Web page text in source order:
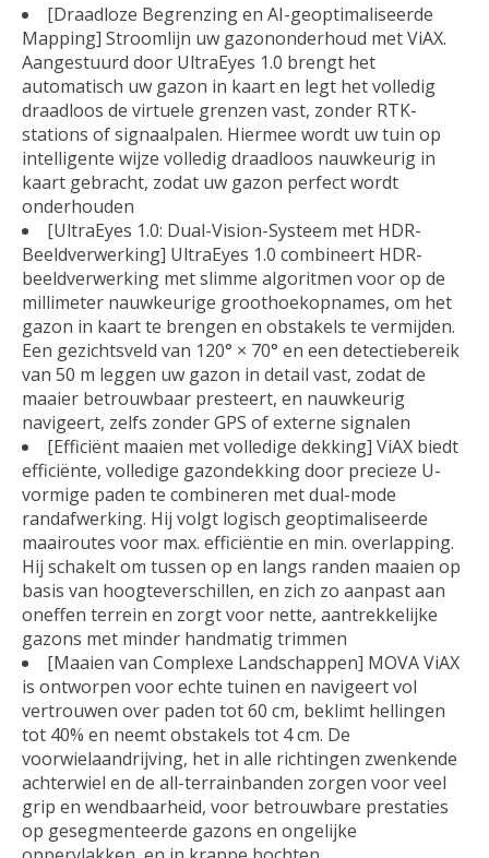
[Draadloze Begrenzing en AI-geoptimaliseerde
Mapping] Stroomlijn uw gazononderhoud met ViAX.
Aangestuurd door UltraEyes 1.0 brengt het
automatisch uw gazon in kaart en legt het volledig
draadloos de virtuele grenzen vast, zonder RTK-
stations of signaalpalen. Hiermee wordt uw tuin op
intelligente wijze volledig draadloos nauwkeurig in
kaart gebracht, zodat uw gazon perfect wordt
onderhouden
[UltraEyes 1.0: Dual-Vision-Systeem met HDR-
Beeldverwerking] UltraEyes 1.0 combineert HDR-
beeldverwerking met slimme algoritmen voor op de
millimeter nauwkeurige groothoekopnames, om het
gazon in kaart te brengen en obstakels te vermijden.
Een gezichtsveld van 120° × 70° en een detectiebereik
van 50 m leggen uw gazon in detail vast, zodat de
maaier betrouwbaar presteert, en nauwkeurig
navigeert, zelfs zonder GPS of externe signalen
[Efficiënt maaien met volledige dekking] ViAX biedt
efficiënte, volledige gazondekking door precieze U-
vormige paden te combineren met dual-mode
randafwerking. Hij volgt logisch geoptimaliseerde
maairoutes voor max. efficiëntie en min. overlapping.
Hij schakelt om tussen op en langs randen maaien op
basis van hoogteverschillen, en zich zo aanpast aan
oneffen terrein en zorgt voor nette, aantrekkelijke
gazons met minder handmatig trimmen
[Maaien van Complexe Landschappen] MOVA ViAX
is ontworpen voor echte tuinen en navigeert vol
vertrouwen over paden tot 60 cm, beklimt hellingen
tot 40% en neemt obstakels tot 4 cm. De
voorwielaandrijving, het in alle richtingen zwenkende
achterwiel en de all-terrainbanden zorgen voor veel
grip en wendbaarheid, voor betrouwbare prestaties
op gesegmenteerde gazons en ongelijke